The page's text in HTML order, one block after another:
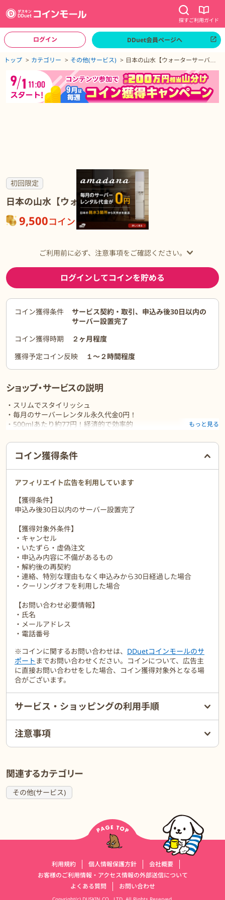
探すご利用ガイド
ログイン DDuet会員ページへ
トップ カテゴリー その他(サービス)
日本の山水【ウォーターサーバ
初回限定
日本の山水【ウォーターサーバー】
9,500コイン が貯まる
ご利用前に必ず、注意事項をご確認ください。
ログインしてコインを貯める
コイン獲得条件
サービス契約・取引、申込み後30日以内の
サーバー設置完了
コイン獲得時期
２ヶ月程度
獲得予定コイン反映
１〜２時間程度
ショップ・サービスの説明
・スリムでスタイリッシュ
・毎月のサーバーレンタル永久代金0円！
・500mlあたり約77円！経済的で効率的
・水ボトルがペットボトルの使い捨てタイプ
・3箇所の取水地からお好きな銘柄を選べます！
【富士山の銘水】特性成分/バナジウム
【金城のしずく】特性成分/硝酸態窒素
ナトリウム、カルシウム、マグネシウムなどの成分量もバラバラな
お好みのものを選択できます。
もっと見る
ご利用前に必ずお読みください
コイン獲得条件
アフィリエイト広告を利用しています
【獲得条件】
申込み後30日以内のサーバー設置完了
【獲得対象外条件】
・キャンセル
・いたずら・虚偽注文
・申込み内容に不備があるもの
・解約後の再契約
・連絡、特別な理由もなく申込みから30日経過した場合
・クーリングオフを利用した場合
【お問い合わせ必要情報】
・氏名
・メールアドレス
・電話番号
※コインに関するお問い合わせは、 DDuetコインモールのサ
ポート までお問い合わせください。コインについて、広告主
に直接お問い合わせをした場合、コイン獲得対象外となる場
合がございます。
サービス・ショッピングの利用手順
注意事項
関連するカテゴリー
その他(サービス)
利用規約 個人情報保護方針
会社概要
お客様のご利用情報・アクセス情報の外部送信について
よくある質問
お問い合わせ
ジトップへ